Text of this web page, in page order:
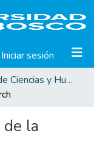
Iniciar sesión (current)
Facultad de Ciencias y Humanidades
de la